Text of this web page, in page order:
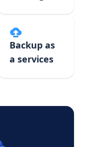
Backup as
a services